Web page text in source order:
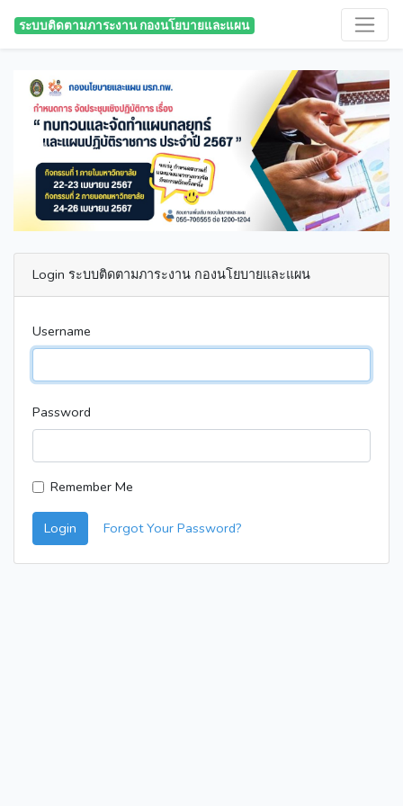
ระบบติดตามภาระงาน กองนโยบายและแผน
Previous Next
Login ระบบติดตามภาระงาน กองนโยบายและแผน
Username
Password
Remember Me
Login Forgot Your Password?